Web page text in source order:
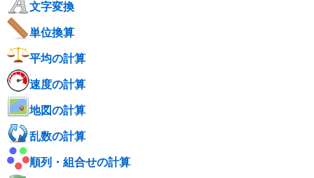
文字変換
単位換算
平均の計算
速度の計算
地図の計算
乱数の計算
順列・組合せの計算